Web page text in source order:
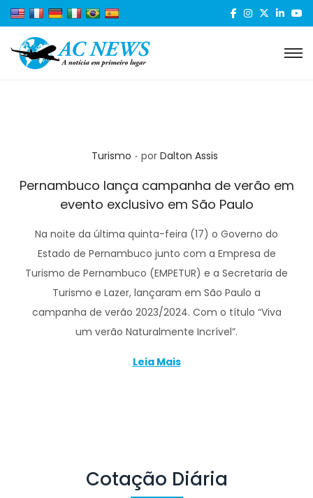
Posted in
Turismo . por Dalton Assis
Pernambuco lança campanha de verão em
evento exclusivo em São Paulo
Na noite da última quinta-feira (17) o Governo do
Estado de Pernambuco junto com a Empresa de
Turismo de Pernambuco (EMPETUR) e a Secretaria de
Turismo e Lazer, lançaram em São Paulo a
campanha de verão 2023/2024. Com o título “Viva
um verão Naturalmente Incrível”.
Leia Mais
Cotação Diária